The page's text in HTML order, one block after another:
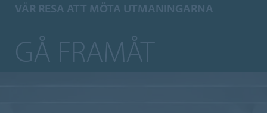
VÅR RESA ATT MÖTA UTMANINGARNA
GÅ FRAMÅT